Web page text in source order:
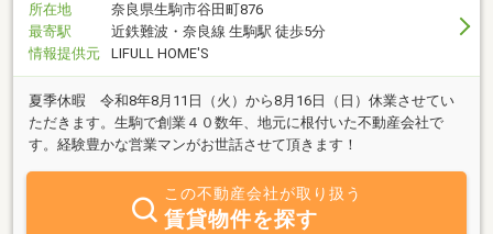
所在地
奈良県生駒市谷田町876
最寄駅
近鉄難波・奈良線 生駒駅 徒歩5分
情報提供元
LIFULL HOME'S
夏季休暇 令和8年8月11日（火）から8月16日（日）休業させてい
ただきます。生駒で創業４０数年、地元に根付いた不動産会社で
す。経験豊かな営業マンがお世話させて頂きます！
この不動産会社が取り扱う
賃貸物件を探す